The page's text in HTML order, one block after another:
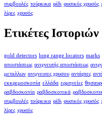
συμβουλές τούρκικα φίδι φυσικός χρυσός
λίρες χρυσός
Ετικέτες Ιστοριών
gold detectors long range locators marks
αποστάσεως ανιχνευτής αποστάσεως
μεταλλων ανιχνευτες χρυσου αντάρτες
εκκρεμοσκοπία ελλάδα ερμηνείες
ραβδοσκοπία ραβδοσκοπικά
συμβουλές τούρκικα φίδι φυσικός χρυσός
λίρες χρυσός